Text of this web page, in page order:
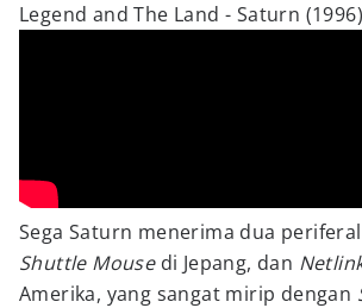
Legend and The Land - Saturn
Sega Saturn menerima dua
Shuttle Mousedi Jepang, dan
Amerika, yang sangat mirip dengan